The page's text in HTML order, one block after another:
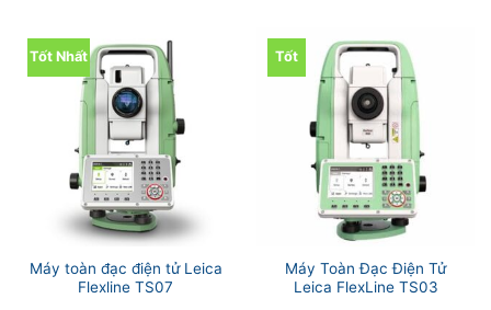
Tốt Nhất
Máy toàn đạc điện tử Leica
Flexline TS07
Tốt
Máy Toàn Đạc Điện Tử
Leica FlexLine TS03